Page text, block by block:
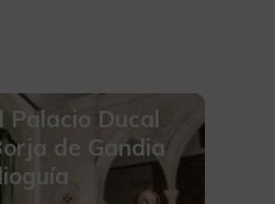
Palacio Ducal
de Gandia